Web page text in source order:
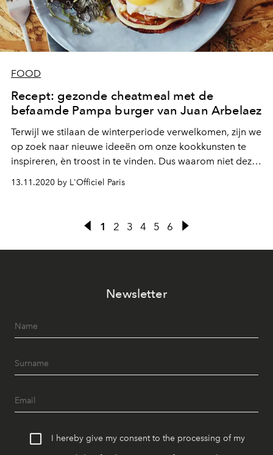
FOOD
Recept: gezonde cheatmeal met de
befaamde Pampa burger van Juan Arbelaez
Terwijl we stilaan de winterperiode verwelkomen, zijn we
op zoek naar nieuwe ideeën om onze kookkunsten te
inspireren, èn troost in te vinden. Dus waarom niet deze
gezonde cheat-maaltijd, met de fameuze Pampa burger
van chef Juan Arbelaez?
13.11.2020 by L'Officiel Paris
1 2 3 4 5 6
Newsletter
I hereby give my consent to the processing of my